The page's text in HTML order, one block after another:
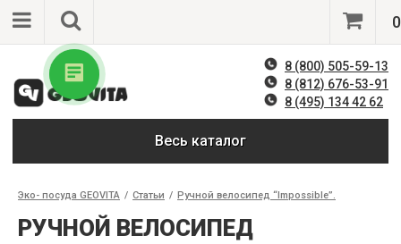
0
8 (800) 505-59-13
8 (812) 676-53-91
8 (495) 134 42 62
Весь каталог
Эко- посуда GEOVITA / Статьи / Ручной велосипед “Impossible”.
РУЧНОЙ ВЕЛОСИПЕД